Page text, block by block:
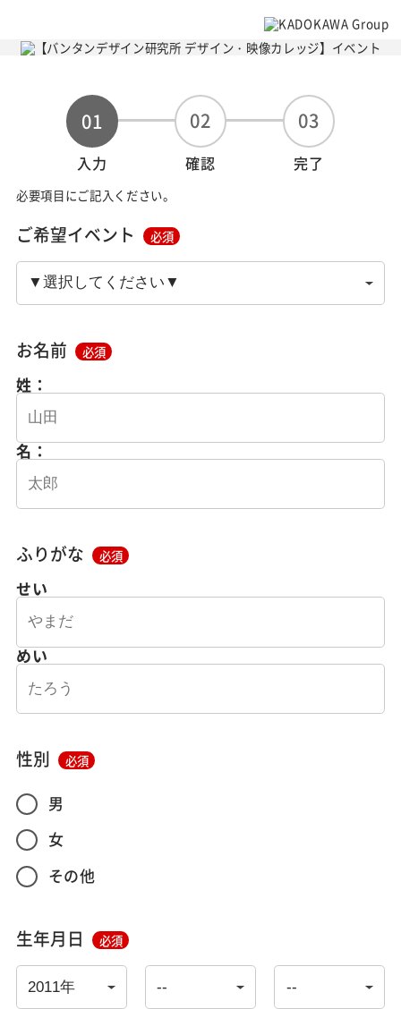
01
入力
02
確認
03
完了
必要項目にご記入ください。
ご希望イベント 必須
お名前 必須
姓：
名：
ふりがな 必須
せい
めい
性別 必須
男
女
その他
生年月日 必須